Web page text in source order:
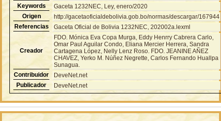
Keywords
Gaceta 1232NEC, Ley, enero/2020
Origen
http://gacetaoficialdebolivia.gob.bo/normas/descargar/167944
Referencias
Gaceta Oficial de Bolivia 1232NEC, 202002a.lexml
Creador
FDO. Mónica Eva Copa Murga, Eddy Henrry Cabrera Carlo,
Omar Paul Aguilar Condo, Eliana Mercier Herrera, Sandra
Cartagena López, Nelly Lenz Roso. FDO. JEANINE AÑEZ
CHAVEZ, Yerko M. Núñez Negrette, Carlos Fernando Huallpa
Sunagua.
Contribuidor
DeveNet.net
Publicador
DeveNet.net